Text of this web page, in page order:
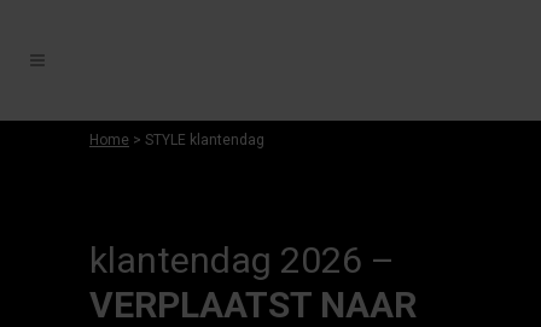
Home > STYLE klantendag
klantendag 2026 –
VERPLAATST NAAR